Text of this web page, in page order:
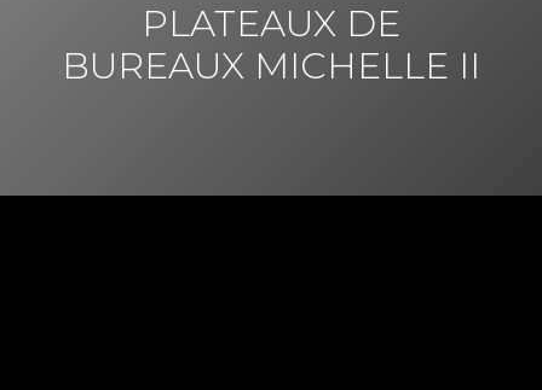
PLATEAUX DE
BUREAUX MICHELLE II